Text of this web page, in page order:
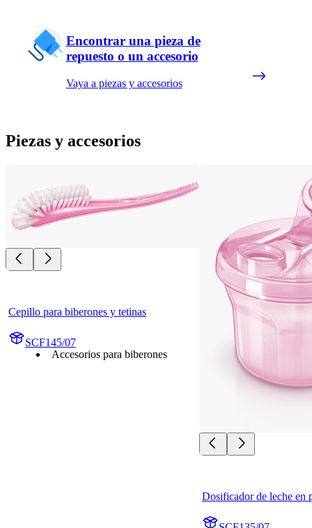
Encontrar una pieza de
repuesto o un accesorio
Vaya a piezas y accesorios
Piezas y accesorios
Cepillo para biberones y tetinas
SCF145/07
Accesorios para biberones
Dosificador de leche en